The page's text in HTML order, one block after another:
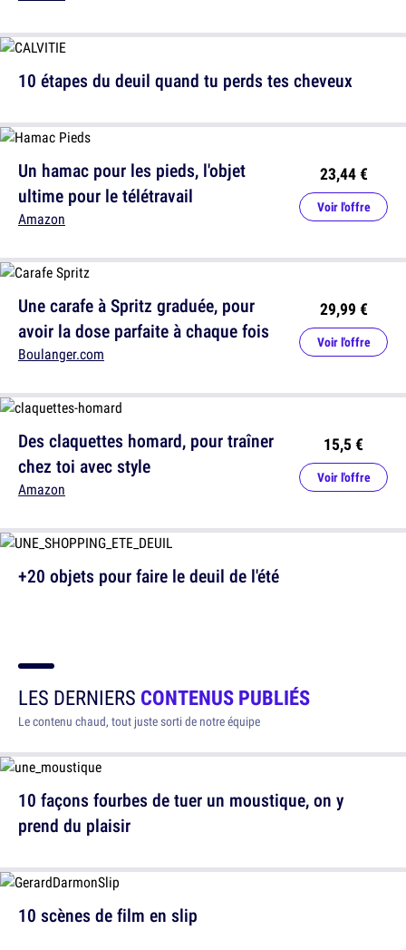
Un hamac pour les pieds, l'objet
ultime pour le télétravail
Amazon
23,44 €
Voir l'offre
Des claquettes homard, pour traîner
chez toi avec style
Amazon
15,5 €
Voir l'offre
+20 objets pour faire le deuil de l'été
10 étapes du deuil quand tu perds tes cheveux
Une carafe à Spritz graduée, pour
avoir la dose parfaite à chaque fois
Boulanger.com
29,99 €
Voir l'offre
LES DERNIERS CONTENUS PUBLIÉS
Le contenu chaud, tout juste sorti de notre équipe
10 façons fourbes de tuer un moustique, on y
prend du plaisir
10 scènes de film en slip